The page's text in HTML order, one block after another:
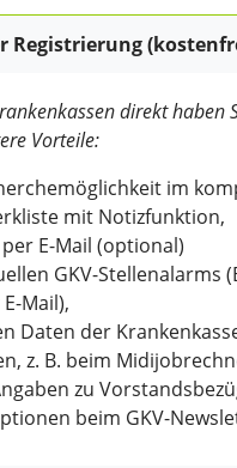
Registrierung
direkt haben
Vorteile:
im
mit Notizfunktion,
E-Mail (optional)
GKV-Stellenalarms
Mail),
Daten der
z. B. beim
zu
beim GKV-